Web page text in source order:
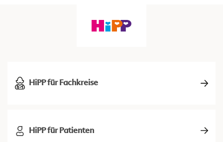
HiPP für Fachkreise
HiPP für Patienten